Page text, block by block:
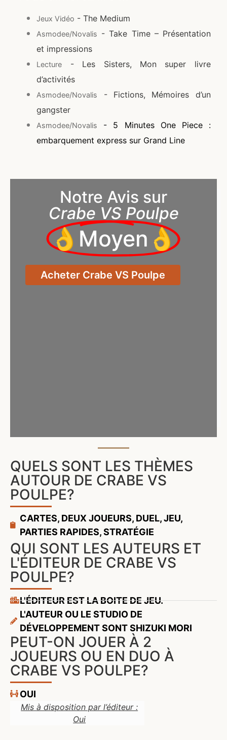
Jeux Vidéo - The Medium
Asmodee/Novalis - Take Time – Présentation
et impressions
Lecture
- Les Sisters, Mon super livre
d’activités
Asmodee/Novalis
- Fictions, Mémoires d’un
gangster
Asmodee/Novalis
- 5 Minutes One Piece :
embarquement express sur Grand Line
Notre Avis sur
Crabe VS Poulpe
👌Moyen👌
Acheter Crabe VS Poulpe
QUELS SONT LES THÈMES
AUTOUR DE CRABE VS
POULPE?
CARTES, DEUX JOUEURS, DUEL,JEU,
PARTIES RAPIDES,STRATÉGIE
QUI SONT LES AUTEURS ET
L'ÉDITEUR DE CRABE VS
POULPE?
L'ÉDITEUR EST LA BOITE DE JEU.
L'AUTEUR OU LE STUDIO DE
DÉVELOPPEMENT SONT SHIZUKI MORI
PEUT-ON JOUER À 2
JOUEURS OU EN DUO À
CRABE VS POULPE?
OUI
Mis à disposition par l’éditeur :
Oui